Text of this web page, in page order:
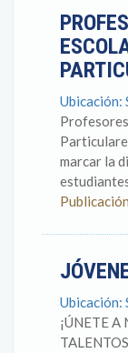
Ubicación:
marcar la
Ubicación:
¡ÚNETE A